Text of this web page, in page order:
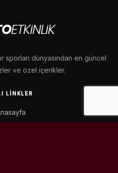
sporları dünyasından en güncel
ve özel içerikler.
LINKLER